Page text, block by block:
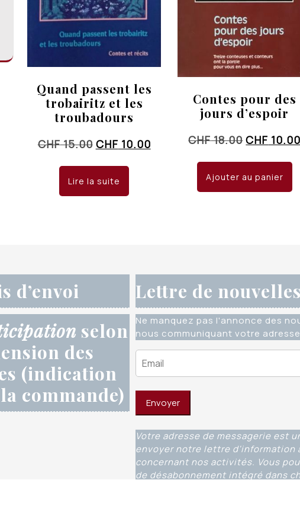
Quand passent les
trobairitz et les
troubadours
CHF15.00 Le
initial
était :
CHF 10.00Le
Lire la suite
Contes pour des
jours d’espoir
CHF18.00Le
initial
CHF 10.00
Ajouter au panier
d’envoi
selon
des
(indication
commande)
Lettre de nouvelles
Ne manquez pas l'annonce des
nous communiquant votre
Votre adresse de messagerie est
envoyer notre lettre d'information
concernant nos activités. Vous
de désabonnement intégré dans